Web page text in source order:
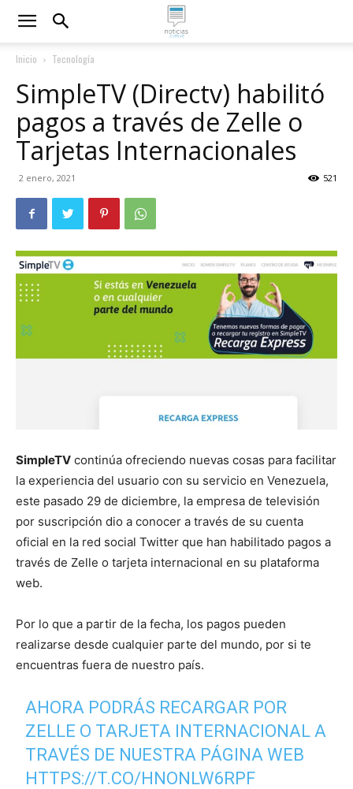
Inicio Tecnología
SimpleTV (Directv) habilitó
pagos a través de Zelle o
Tarjetas Internacionales
2 enero, 2021 521
SimpleTV continúa ofreciendo nuevas cosas para facilitar
la experiencia del usuario con su servicio en Venezuela,
este pasado 29 de diciembre, la empresa de televisión
por suscripción dio a conocer a través de su cuenta
oficial en la red social Twitter que han habilitado pagos a
través de Zelle o tarjeta internacional en su plataforma
web.
Por lo que a partir de la fecha, los pagos pueden
realizarse desde cualquier parte del mundo, por si te
encuentras fuera de nuestro país.
AHORA PODRÁS RECARGAR POR
ZELLE O TARJETA INTERNACIONAL A
TRAVÉS DE NUESTRA PÁGINA WEB
HTTPS://T.CO/HNONLW6RPF